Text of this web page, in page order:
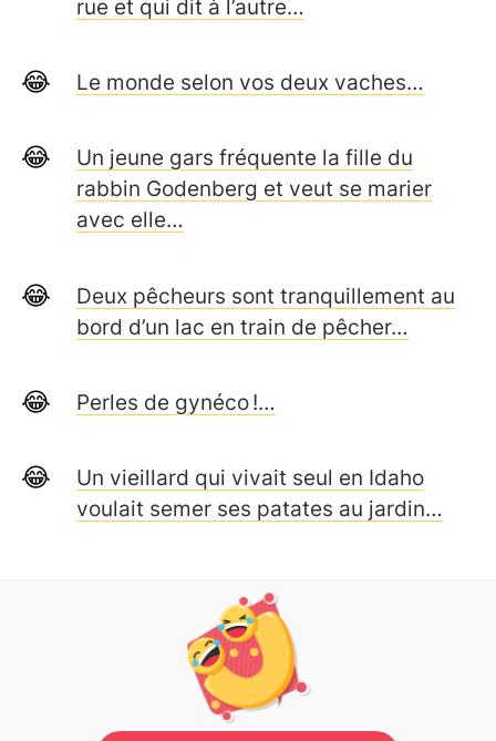
rue et qui dit à l’autre…
Le monde selon vos deux vaches…
Un jeune gars fréquente la fille du
rabbin Godenberg et veut se marier
avec elle…
Deux pêcheurs sont tranquillement au
bord d’un lac en train de pêcher…
Perles de gynéco !…
Un vieillard qui vivait seul en Idaho
voulait semer ses patates au jardin…